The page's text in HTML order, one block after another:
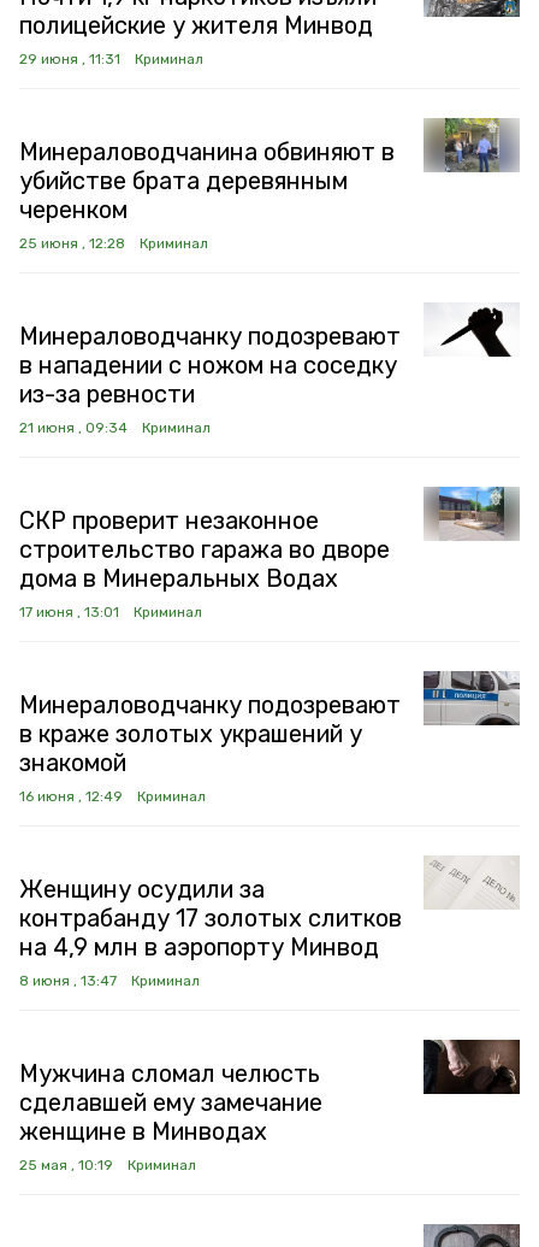
полицейские у жителя Минвод
29 июня , 11:31 Криминал
Минераловодчанина обвиняют в
убийстве брата деревянным
черенком
25 июня , 12:28 Криминал
Минераловодчанку подозревают
в нападении с ножом на соседку
из-за ревности
21 июня , 09:34 Криминал
СКР проверит незаконное
строительство гаража во дворе
дома в Минеральных Водах
17 июня , 13:01 Криминал
Минераловодчанку подозревают
в краже золотых украшений у
знакомой
16 июня , 12:49 Криминал
Женщину осудили за
контрабанду 17 золотых слитков
на 4,9 млн в аэропорту Минвод
8 июня , 13:47 Криминал
Мужчина сломал челюсть
сделавшей ему замечание
женщине в Минводах
25 мая , 10:19 Криминал